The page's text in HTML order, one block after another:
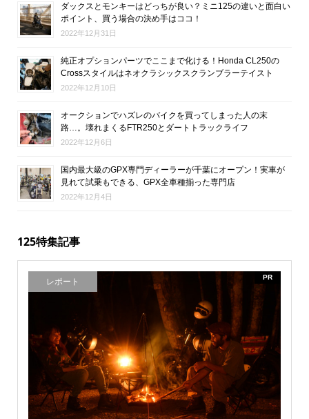
ダックスとモンキーはどっちが良い？ミニ125の違いと面白い
ポイント、買う場合の決め手はココ！
2022年12月31日
純正オプションパーツでここまで化ける！Honda CL250の
Crossスタイルはネオクラシックスクランブラーテイスト
2022年12月10日
オークションでハズレのバイクを買ってしまった人の末
路…。壊れまくるFTR250とダートトラックライフ
2022年12月6日
国内最大級のGPX専門ディーラーが千葉にオープン！実車が
見れて試乗もできる、GPX全車種揃った専門店
2022年12月4日
125特集記事
レポート PR